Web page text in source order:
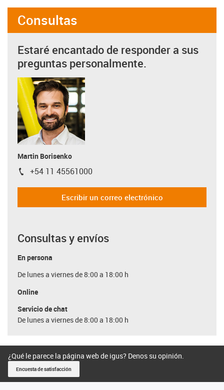
Consultas
Estaré encantado de responder a sus
preguntas personalmente.
Martin Borisenko
igus-icon-phone
+54 11 45561000
Escribir un correo electrónico
Consultas y envíos
En persona
De lunes a viernes de 8:00 a 18:00 h
Online
Servicio de chat
De lunes a viernes de 8:00 a 18:00 h
¿Qué le parece la página web de igus? Denos su opinión.
Encuesta de satisfacción